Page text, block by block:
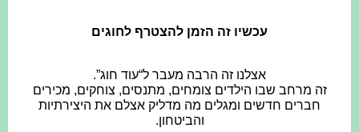
עכשיו זה הזמן להצטרף לחוגים
אצלנו זה הרבה מעבר ל“עוד חוג”.
זה מרחב שבו הילדים צומחים, מתנסים, צוחקים, מכירים
חברים חדשים ומגלים מה מדליק אצלם את היצירתיות
והביטחון.